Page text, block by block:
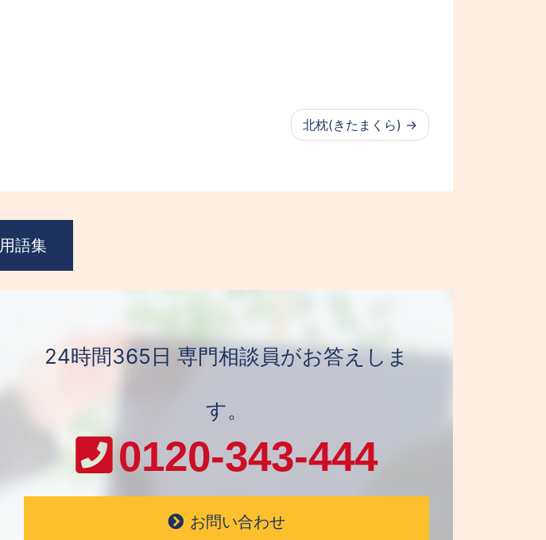
北枕(きたまくら)
用語集
24時間365日 専門相談員がお答えしま
す。
0120-343-444
お問い合わせ